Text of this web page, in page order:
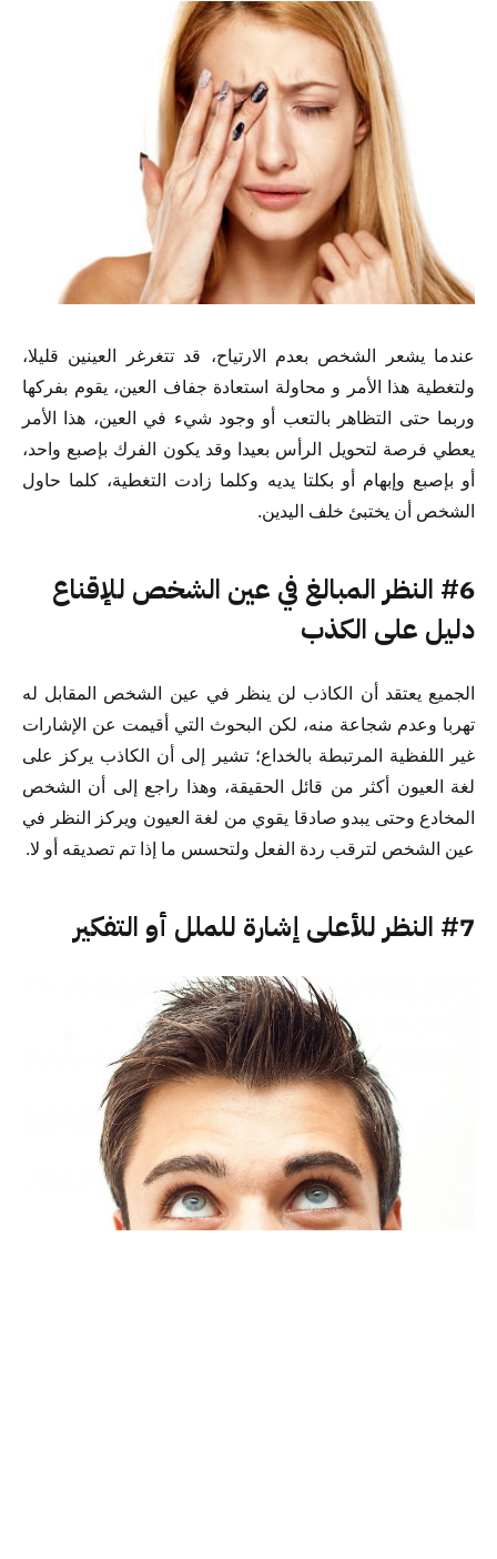
عندما يشعر الشخص بعدم الارتياح، قد تتغرغر العينين قليلا،
ولتغطية هذا الأمر و محاولة استعادة جفاف العين، يقوم بفركها
وربما حتى التظاهر بالتعب أو وجود شيء في العين، هذا الأمر
يعطي فرصة لتحويل الرأس بعيدا وقد يكون الفرك بإصبع واحد،
أو بإصبع وإبهام أو بكلتا يديه وكلما زادت التغطية، كلما حاول
الشخص أن يختبئ خلف اليدين.
#6 النظر المبالغ في عين الشخص للإقناع
دليل على الكذب
الجميع يعتقد أن الكاذب لن ينظر في عين الشخص المقابل له
تهربا وعدم شجاعة منه، لكن البحوث التي أقيمت عن الإشارات
غير اللفظية المرتبطة بالخداع؛ تشير إلى أن الكاذب يركز على
لغة العيون أكثر من قائل الحقيقة، وهذا راجع إلى أن الشخص
المخادع وحتى يبدو صادقا يقوي من لغة العيون ويركز النظر في
عين الشخص لترقب ردة الفعل ولتحسس ما إذا تم تصديقه أو لا.
#7 النظر للأعلى إشارة للملل أو التفكير